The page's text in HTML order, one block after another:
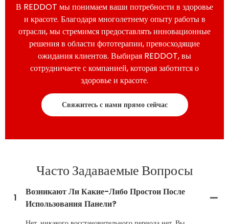
пользу вашим клиентам.
идентичность вашего бизнеса
и укрепляющие ваши позиции
на рынке.
В REDDOT мы понимаем ваши потребности в здоровье
и красоте. Благодаря многолетнему опыту работы в
отрасли, мы стремимся предоставлять инновационные
решения в области фототерапии, превосходящие
ожидания клиентов. Выбирая REDDOT, вы
сотрудничаете с компанией, которая заботится о
здоровье и красоте.
Свяжитесь с нами прямо сейчас
Часто Задаваемые Вопросы
1
Возникают Ли Какие-Либо Простои После
Использования Панели?